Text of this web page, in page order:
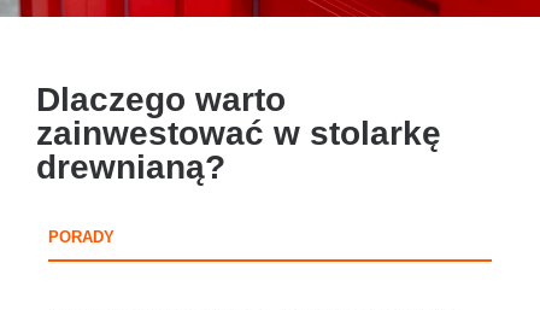
Dlaczego warto
zainwestować w stolarkę
drewnianą?
PORADY